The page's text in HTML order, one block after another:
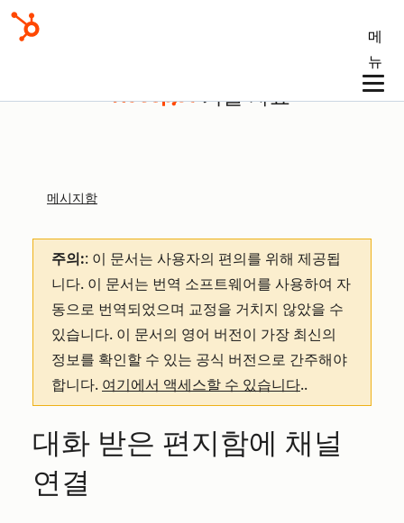
메
뉴
기술 자료
메시지함
주의:: 이 문서는 사용자의 편의를 위해 제공됩
니다. 이 문서는 번역 소프트웨어를 사용하여 자
동으로 번역되었으며 교정을 거치지 않았을 수
있습니다. 이 문서의 영어 버전이 가장 최신의
정보를 확인할 수 있는 공식 버전으로 간주해야
합니다. 여기에서 액세스할 수 있습니다..
대화 받은 편지함에 채널
연결